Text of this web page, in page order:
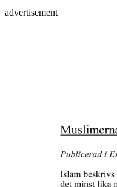
advertisement